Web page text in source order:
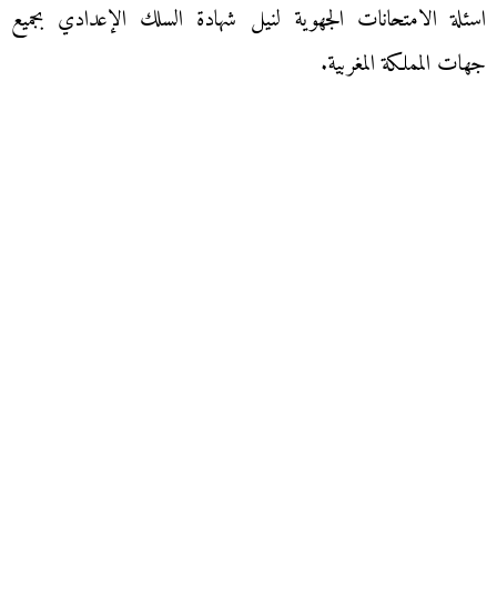
اسئلة الامتحانات الجهوية لنيل شهادة السلك الإعدادي بجميع
جهات المملكة المغربية.